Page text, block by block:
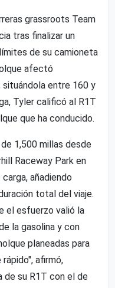
grassroots Team
tras finalizar un
de su camioneta
afectó
entre 160 y
Tyler calificó al R1T
que ha conducido.
1,500 millas desde
Raceway Park en
añadiendo
total del viaje.
el esfuerzo valió la
la gasolina y con
planeadas para
afirmó,
de su R1T con el de